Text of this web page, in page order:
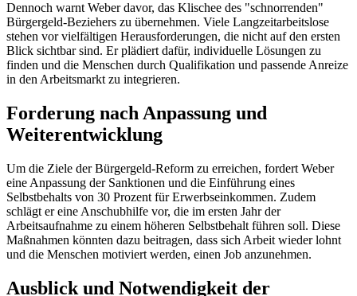
Dennoch warnt Weber davor, das Klischee des "schnorrenden"
Bürgergeld-Beziehers zu übernehmen. Viele Langzeitarbeitslose
stehen vor vielfältigen Herausforderungen, die nicht auf den ersten
Blick sichtbar sind. Er plädiert dafür, individuelle Lösungen zu
finden und die Menschen durch Qualifikation und passende Anreize
in den Arbeitsmarkt zu integrieren.
Forderung nach Anpassung und
Weiterentwicklung
Um die Ziele der Bürgergeld-Reform zu erreichen, fordert Weber
eine Anpassung der Sanktionen und die Einführung eines
Selbstbehalts von 30 Prozent für Erwerbseinkommen. Zudem
schlägt er eine Anschubhilfe vor, die im ersten Jahr der
Arbeitsaufnahme zu einem höheren Selbstbehalt führen soll. Diese
Maßnahmen könnten dazu beitragen, dass sich Arbeit wieder lohnt
und die Menschen motiviert werden, einen Job anzunehmen.
Ausblick und Notwendigkeit der